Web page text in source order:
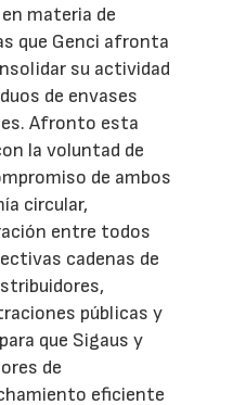
materia de
que Genci afronta
su actividad
de envases
Afronto esta
la voluntad de
de ambos
circular,
entre todos
cadenas de
públicas y
que Sigaus y
de
eficiente